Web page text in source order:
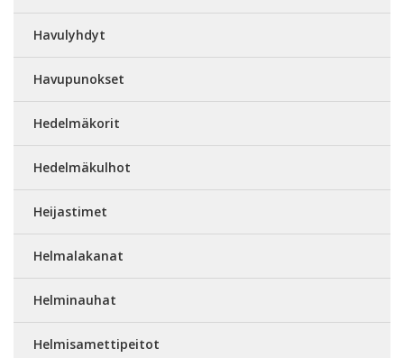
Havulyhdyt
Havupunokset
Hedelmäkorit
Hedelmäkulhot
Heijastimet
Helmalakanat
Helminauhat
Helmisamettipeitot